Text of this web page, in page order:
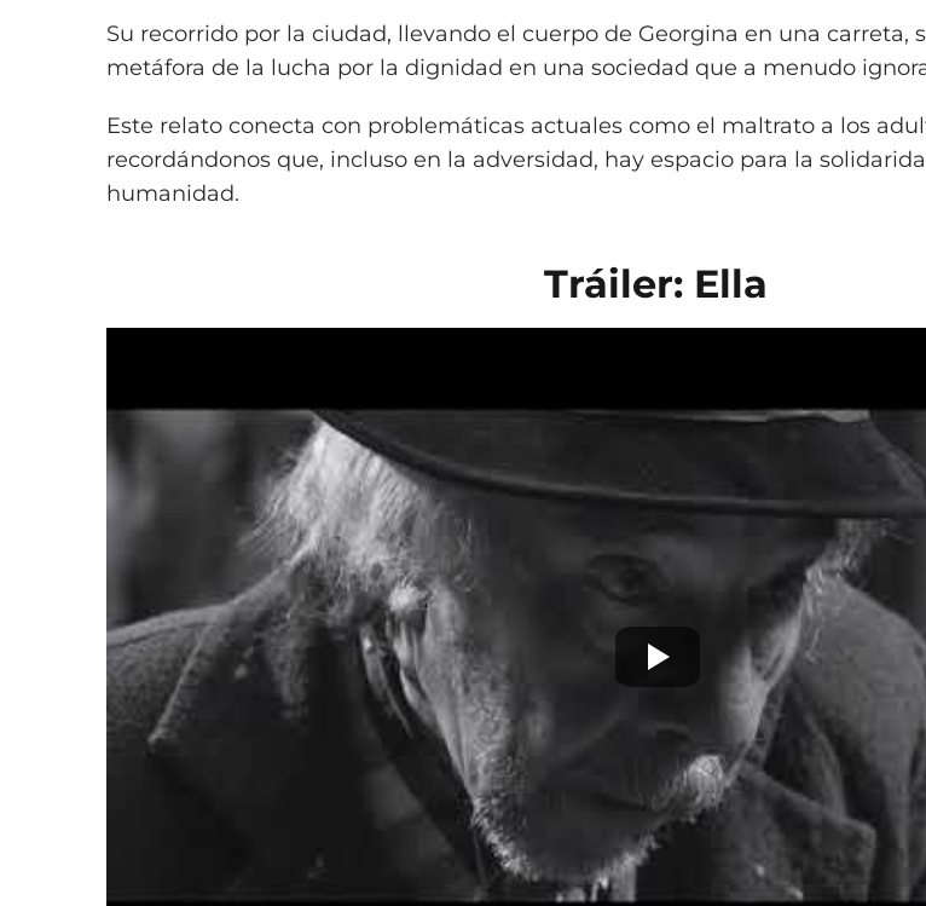
Su recorrido por la ciudad, llevando el cuerpo de Georgina en una carreta,
metáfora de la lucha por la dignidad en una sociedad que a menudo
Este relato conecta con problemáticas actuales como el maltrato a los
recordándonos que, incluso en la adversidad, hay espacio para la
humanidad.
Tráiler: Ella